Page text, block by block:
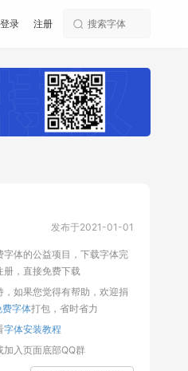
登录 注册
发布于2021-01-01
体的公益项目，下载字体完
册，直接免费下载
如果您觉得有帮助，欢迎捐
字体打包，省时省力
字体安装教程
加入页面底部QQ群